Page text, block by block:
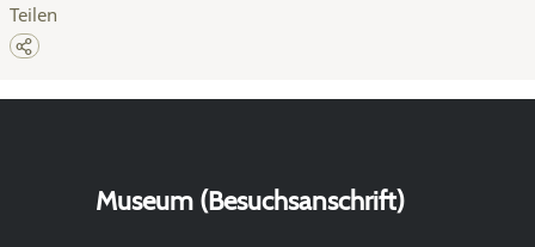
Teilen
Museum (Besuchsanschrift)